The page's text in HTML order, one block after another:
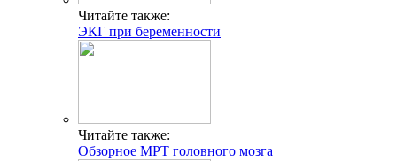
Читайте также:
ЭКГ при беременности
Читайте также:
Обзорное МРТ головного мозга